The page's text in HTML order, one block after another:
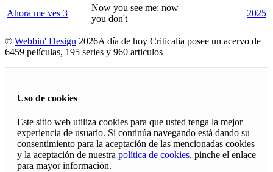
Ahora me ves 3
Now you see me: now
you don't
2025
© Webbin' Design 2026A día de hoy Criticalia posee un acervo de
6459 películas, 195 series y 960 articulos
Uso de cookies
Este sitio web utiliza cookies para que usted tenga la mejor
experiencia de usuario. Si continúa navegando está dando su
consentimiento para la aceptación de las mencionadas cookies
y la aceptación de nuestra política de cookies, pinche el enlace
para mayor información.